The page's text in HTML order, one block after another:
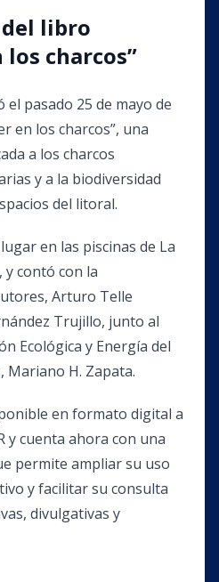
libro
charcos”
el pasado 25 de mayo de
en los charcos”, una
a los charcos
y a la biodiversidad
del litoral.
en las piscinas de La
y contó con la
Arturo Telle
Trujillo, junto al
Ecológica y Energía del
Mariano H. Zapata.
en formato digital a
y cuenta ahora con una
permite ampliar su uso
y facilitar su consulta
divulgativas y